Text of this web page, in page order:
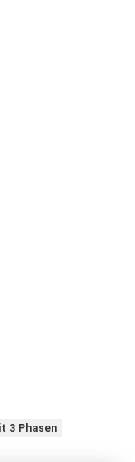
3 Phasen